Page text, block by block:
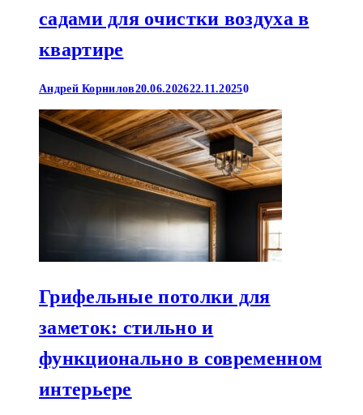
садами для очистки воздуха в
квартире
Андрей Корнилов20.06.202622.11.20250
Грифельные потолки для
заметок: стильно и
функционально в современном
интерьере